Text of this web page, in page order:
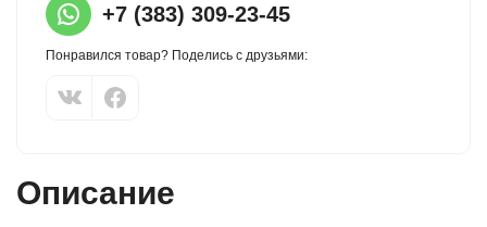
+7 (383) 309-23-45
Понравился товар? Поделись с друзьями:
Описание